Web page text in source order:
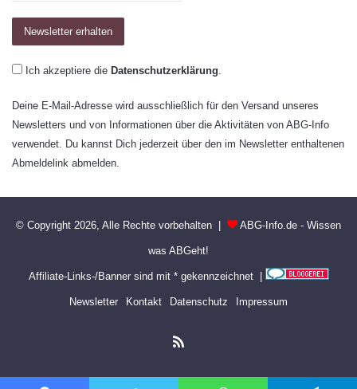
Ich akzeptiere die Datenschutzerklärung.
Deine E-Mail-Adresse wird ausschließlich für den Versand unseres
Newsletters und von Informationen über die Aktivitäten von ABG-Info
verwendet. Du kannst Dich jederzeit über den im Newsletter enthaltenen
Abmeldelink abmelden.
© Copyright 2026, Alle Rechte vorbehalten | ABG-Info.de - Wissen
was ABGeht!
Affiliate-Links-/Banner sind mit * gekennzeichnet |
Newsletter Kontakt Datenschutz Impressum